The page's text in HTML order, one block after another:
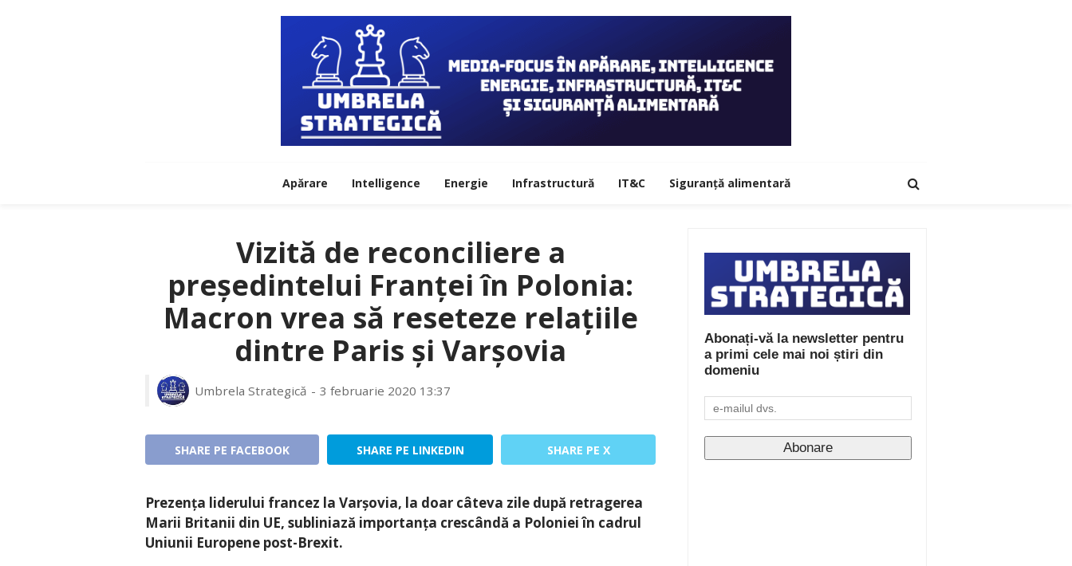
Apărare Intelligence Energie Infrastructură IT&C Siguranță alimentară
Vizită de reconciliere a
președintelui Franței în Polonia:
Macron vrea să reseteze relațiile
dintre Paris și Varșovia
Umbrela Strategică 3 februarie 2020 13:37
SHARE PE FACEBOOK SHARE PE LINKEDIN SHARE PE X
Prezența liderului francez la Varșovia, la doar câteva zile după retragerea
Marii Britanii din UE, subliniază importanța crescândă a Poloniei în cadrul
Uniunii Europene post-Brexit.
Abonați-vă la newsletter pentru
a primi cele mai noi știri din
domeniu